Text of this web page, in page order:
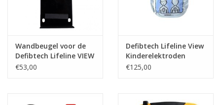
Wandbeugel voor de
Defibtech Lifeline VIEW
AED
€53,00
Defibtech Lifeline View
Kinderelektroden
€125,00